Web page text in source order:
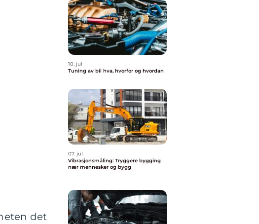
det
10. jul
Tuning av bil hva, hvorfor og hvordan
07. jul
Vibrasjonsmåling: Tryggere bygging
nær mennesker og bygg